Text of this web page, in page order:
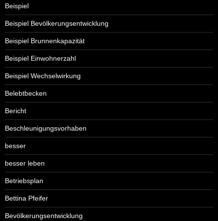
Beispiel
Beispiel Bevölkerungsentwicklung
Beispiel Brunnenkapazität
Beispiel Einwohnerzahl
Beispiel Wechselwirkung
Belebtbecken
Bericht
Beschleunigungsvorhaben
besser
besser leben
Betriebsplan
Bettina Pfeifer
Bevölkerungsentwicklung